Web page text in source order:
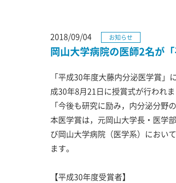
2018/09/04 お知らせ
岡山大学病院の医師2名が
「平成30年度大藤内分泌医学賞
成30年8月21日に授賞式が行われ
「今後も研究に励み，内分泌分野
本医学賞は，元岡山大学長・医学
び岡山大学病院（医学系）におい
ます。
【平成30年度受賞者】